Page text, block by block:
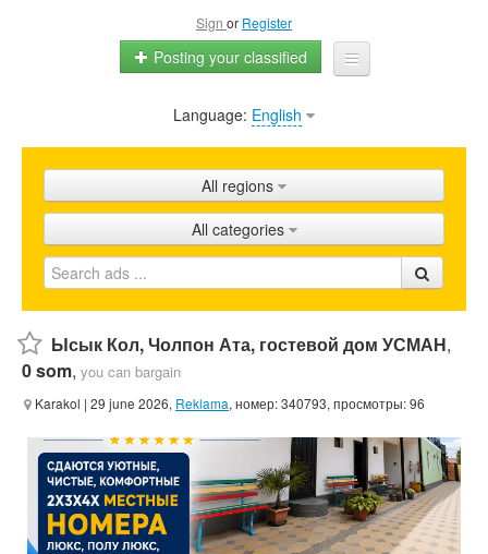
Sign or Register
Posting your classified
Home
Shops
Promotion
FAQ
Blog
Language: English
All regions
All categories
Ысык Кол, Чолпон Ата, гостевой дом УСМАН,
0 som, you can bargain
Karakol | 29 june 2026, Reklama, номер: 340793, просмотры: 96